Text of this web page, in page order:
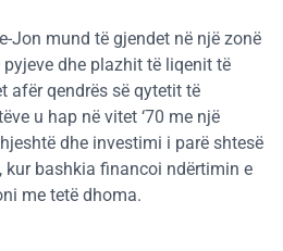
Jon mund të gjendet në një zonë
dhe plazhit të liqenit të
afër qendrës së qytetit të
u hap në vitet ‘70 me një
dhe investimi i parë shtesë
kur bashkia financoi ndërtimin e
me tetë dhoma.